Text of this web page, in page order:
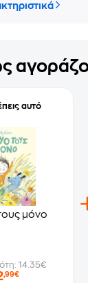
αυτό
μόνο
14.35€
,99€